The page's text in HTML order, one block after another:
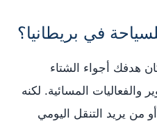
في بريطانيا؟
هدفك أجواء الشتاء
المسائية. لكنه
من يريد التنقل اليومي